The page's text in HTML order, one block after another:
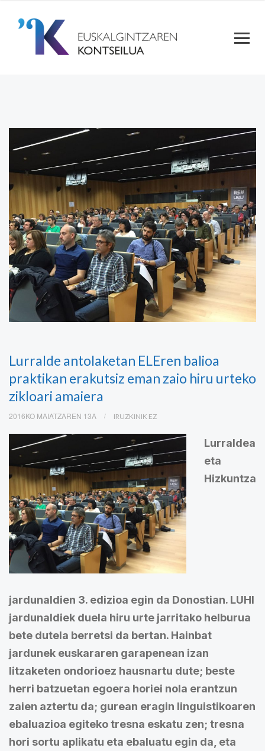
Lurralde antolaketan ELEren balioa
praktikan erakutsiz eman zaio hiru urteko
zikloari amaiera
2016KO MAIATZAREN 13A IRUZKINIK EZ
Lurraldea
eta
Hizkuntza
jardunaldien 3. edizioa egin da Donostian. LUHI
jardunaldiek duela hiru urte jarritako helburua
bete dutela berretsi da bertan. Hainbat
jardunek euskararen garapenean izan
litzaketen ondorioez hausnartu dute; beste
herri batzuetan egoera horiei nola erantzun
zaien aztertu da; gurean eragin linguistikoaren
ebaluazioa egiteko tresna eskatu zen; tresna
hori sortu aplikatu eta ebaluatu egin da, eta